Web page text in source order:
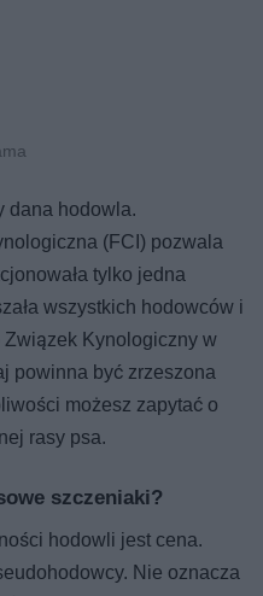
dana hodowla.
(FCI) pozwala
tylko jedna
wszystkich hodowców i
Związek Kynologiczny w
powinna być zrzeszona
możesz zapytać o
rasy psa.
szczeniaki?
hodowli jest cena.
Nie oznacza